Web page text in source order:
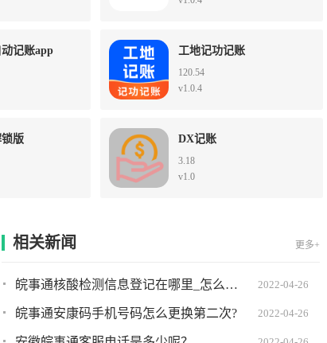
记账app 工地记功记账
120.54
v1.0.4
版 DX记账
3.18
v1.0
相关新闻 更多+
皖事通核酸检测信息登记在哪里_怎么弄?详细图文教程 2022-04-26
皖事通安康码手机号码怎么更换第二次? 2022-04-26